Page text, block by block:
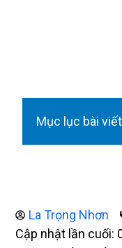
Mục lục bài viết
La Trọng Nhơn
Cập nhật lần cuối: